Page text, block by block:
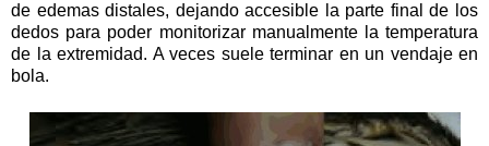
de edemas distales, dejando accesible la parte final de los
dedos para poder monitorizar manualmente la temperatura
de la extremidad. A veces suele terminar en un vendaje en
bola.